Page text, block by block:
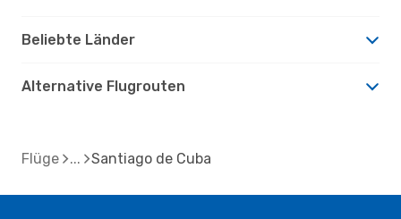
Beliebte Länder
Alternative Flugrouten
Flüge Santiago de Cuba